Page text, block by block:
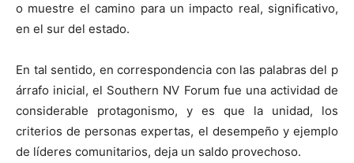
o muestre el camino para un impacto real, significativo,
en el sur del estado.
En tal sentido, en correspondencia con las palabras del p
árrafo inicial, el Southern NV Forum fue una actividad de
considerable protagonismo, y es que la unidad, los
criterios de personas expertas, el desempeño y ejemplo
de líderes comunitarios, deja un saldo provechoso.